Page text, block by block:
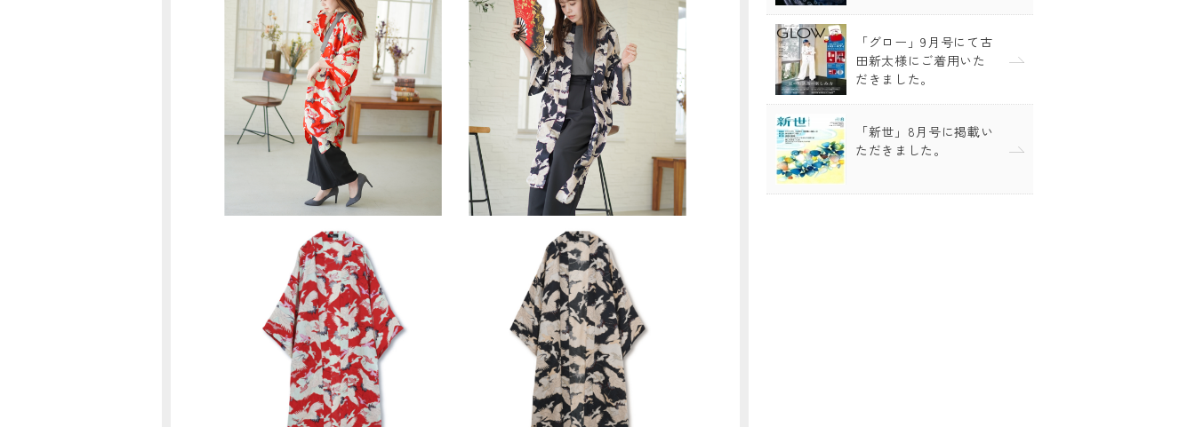
「グロー」9月号にて古
田新太様にご着用いた
だきました。
「新世」8月号に掲載い
ただきました。